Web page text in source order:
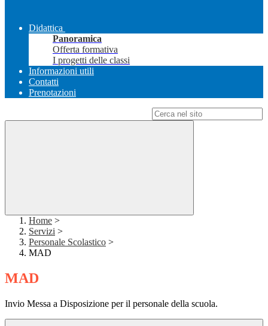
Didattica
Panoramica
Offerta formativa
I progetti delle classi
Informazioni utili
Contatti
Prenotazioni
Home >
Servizi >
Personale Scolastico >
MAD
MAD
Invio Messa a Disposizione per il personale della scuola.